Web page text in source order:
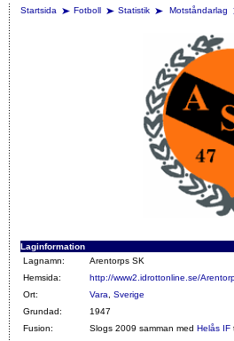
Startsida
Fotboll Statistik Motståndarlag
Laginformation
Lagnamn:
Arentorps SK
Hemsida:
http://www2.idrottonline.se/
Ort:
Vara, Sverige
Grundad:
1947
Fusion:
Slogs 2009 samman med Helås IF